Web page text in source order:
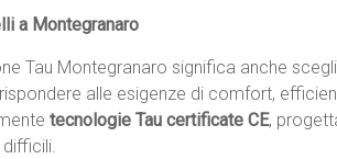
a Montegranaro
Tau Montegranaro significa anche
alle esigenze di comfort,
tecnologie Tau certificate CE,